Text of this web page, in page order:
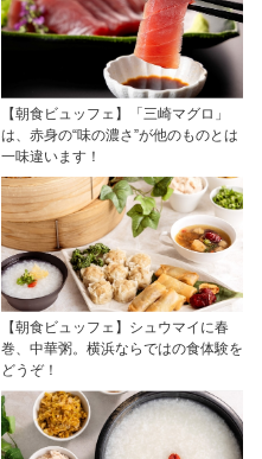
【朝食ビュッフェ】「三崎マグロ」
は、赤身の“味の濃さ”が他のものとは
一味違います！
【朝食ビュッフェ】シュウマイに春
巻、中華粥。横浜ならではの食体験を
どうぞ！